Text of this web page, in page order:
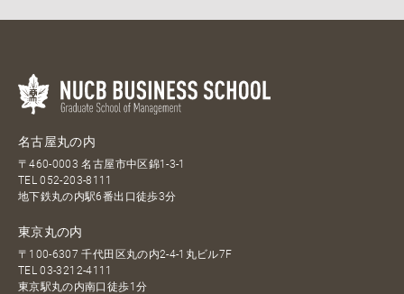
名古屋丸の内
〒460-0003 名古屋市中区錦1-3-1
TEL052-203-8111
地下鉄丸の内駅6番出口徒歩3分
東京丸の内
〒100-6307 千代田区丸の内2-4-1丸ビル7F
TEL03-3212-4111
東京駅丸の内南口徒歩1分